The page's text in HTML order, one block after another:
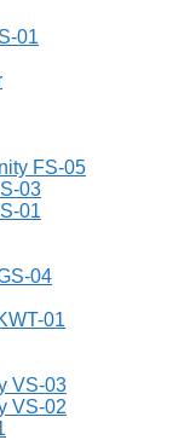
01
FS-05
03
01
04
01
VS-03
VS-02